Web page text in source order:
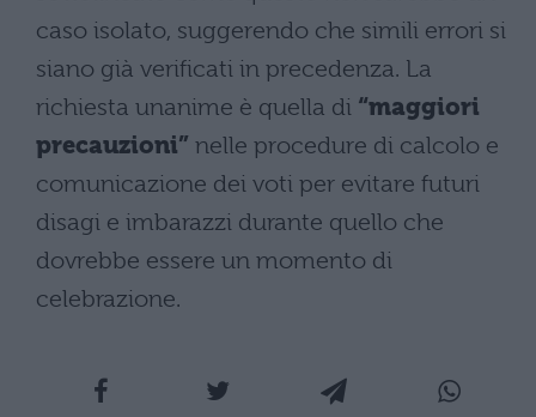
caso isolato, suggerendo che simili errori si
siano già verificati in precedenza. La
richiesta unanime è quella di “maggiori
precauzioni” nelle procedure di calcolo e
comunicazione dei voti per evitare futuri
disagi e imbarazzi durante quello che
dovrebbe essere un momento di
celebrazione.